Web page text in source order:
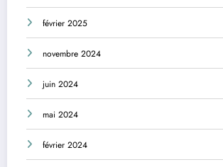
février 2025
novembre 2024
juin 2024
mai 2024
février 2024